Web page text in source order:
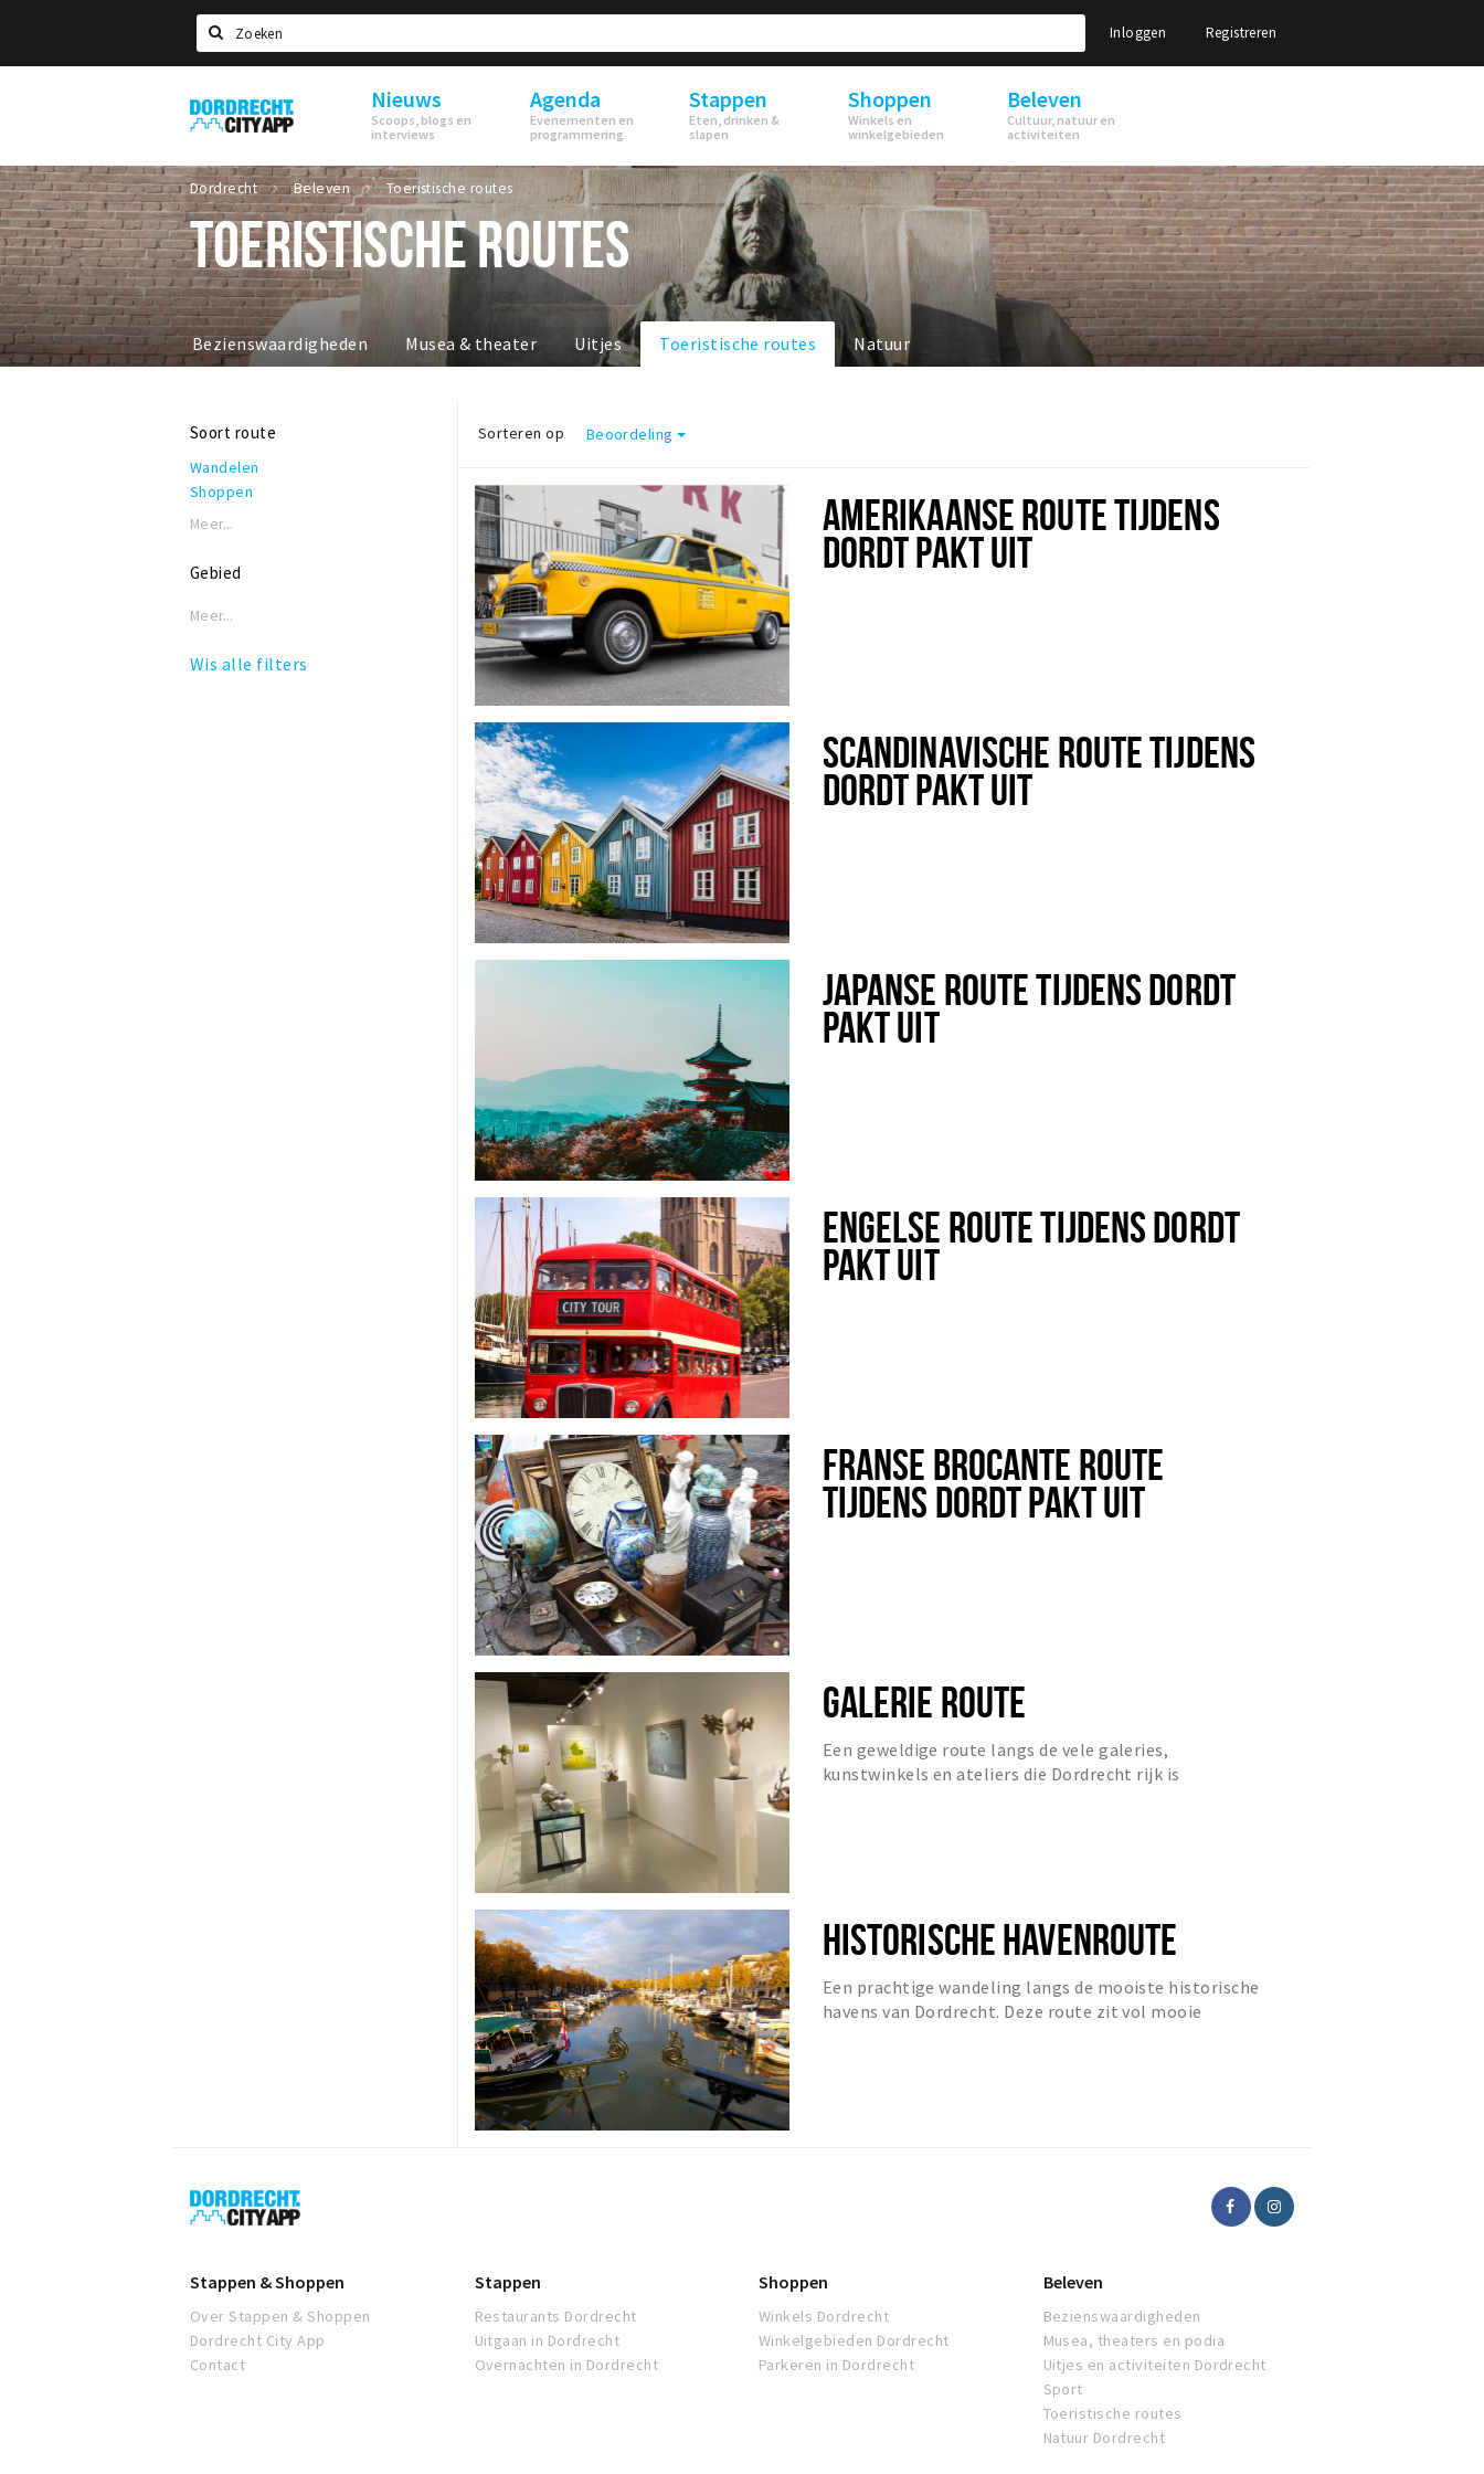
Zoeken
Inloggen Registreren
Dordrecht
City
Nieuws
Scoops, blogs en
interviews
Agenda
Evenementen en
programmering
Stappen
Eten, drinken &
slapen
Shoppen
Winkels en
winkelgebieden
Beleven
Cultuur, natuur en
activiteiten
Dordrecht Beleven Toeristische routes
TOERISTISCHE ROUTES
Bezienswaardigheden Musea & theater Uitjes Toeristische routes Natuur
Soort route
Wandelen
Shoppen
Meer...
Gebied
Meer...
Wis alle filters
Sorteren op Beoordeling
AMERIKAANSE ROUTE TIJDENS
DORDT PAKT UIT
SCANDINAVISCHE ROUTE TIJDENS
DORDT PAKT UIT
JAPANSE ROUTE TIJDENS DORDT
PAKT UIT
ENGELSE ROUTE TIJDENS DORDT
PAKT UIT
FRANSE BROCANTE ROUTE
TIJDENS DORDT PAKT UIT
GALERIE ROUTE
Een geweldige route langs de vele galeries,
kunstwinkels en ateliers die Dordrecht rijk is
HISTORISCHE HAVENROUTE
Een prachtige wandeling langs de mooiste historische
havens van Dordrecht. Deze route zit vol mooie
Dordrecht
City
Stappen & Shoppen
Over Stappen & Shoppen
Dordrecht City App
Contact
Stappen
Restaurants Dordrecht
Uitgaan in Dordrecht
Overnachten in Dordrecht
Shoppen
Winkels Dordrecht
Winkelgebieden Dordrecht
Parkeren in Dordrecht
Beleven
Bezienswaardigheden
Musea, theaters en podia
Uitjes en activiteiten Dordrecht
Sport
Toeristische routes
Natuur Dordrecht